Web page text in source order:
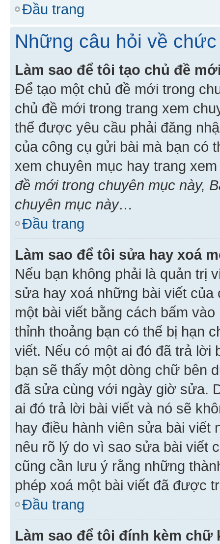
Đầu trang
Những câu hỏi về
Làm sao để tôi tạo chủ đề
Để tạo một chủ đề mới trong
chủ đề mới trong trang xem
thể được yêu cầu phải đăng
của công cụ gửi bài mà bạn có
xem chuyên mục hay trang
đề mới trong chuyên mục này,
chuyên mục này…
Đầu trang
Làm sao để tôi sửa hay xoá
Nếu bạn không phải là quản trị
sửa hay xoá những bài viết
một bài viết bằng cách bấm
thỉnh thoảng bạn có thể bị hạn
viết. Nếu có một ai đó đã trả lời
bạn sẽ thấy một dòng chữ bên
đã sửa cùng với ngày giờ sửa.
ai đó trả lời bài viết và nó sẽ
hay điều hành viên sửa bài viết
nêu rõ lý do vì sao sửa bài viết
cũng cần lưu ý rằng những
phép xoá một bài viết đã được
Đầu trang
Làm sao để tôi đính kèm chữ